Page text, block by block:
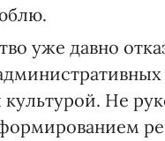
уже давно
культурой. Не